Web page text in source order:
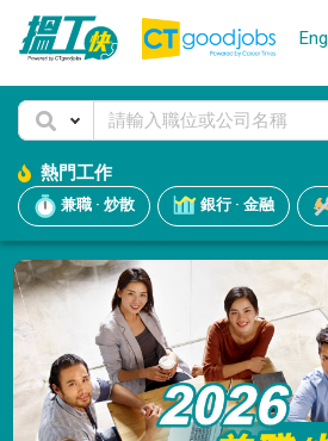
Eng
熱門工作
兼職 · 炒散 銀行 · 金融